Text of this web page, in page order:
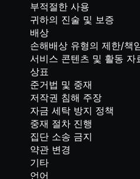
부적절한 사용
귀하의 진술 및 보증
배상
손해배상 유형의 제한/책
서비스 콘텐츠 및 활동 자
상표
준거법 및 중재
저작권 침해 주장
자금 세탁 방지 정책
중재 절차 진행
집단 소송 금지
약관 변경
기타
언어